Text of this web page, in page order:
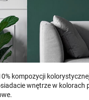
kompozycji
wnętrze w